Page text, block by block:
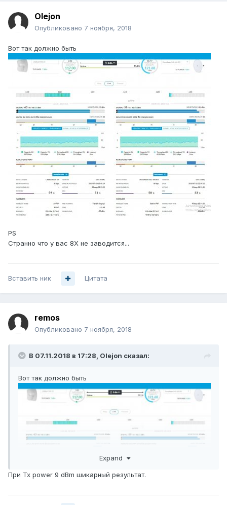
Olejon
Опубликовано 7 ноября, 2018
Вот так должно быть
PS
Странно что у вас 8Х не заводится...
Вставить ник Цитата
remos
Опубликовано 7 ноября, 2018
В 07.11.2018 в 17:28, Olejon сказал:
Вот так должно быть
Expand
При Tx power 9 dBm шикарный результат.